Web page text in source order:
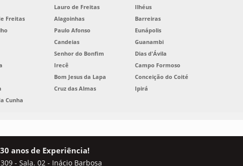
Lauro de Freitas
Ilhéus
Freitas Alagoinhas
Barreiras
Paulo Afonso
Eunápolis
Candeias
Guanambi
Senhor do Bonfim
Dias d'Ávila
Irecê
Campo Formoso
Bom Jesus da Lapa
Conceição do Coité
Cruz das Almas
Ipirá
Cunha
anos de Experiência!
- Sala. 02 - Inácio Barbosa